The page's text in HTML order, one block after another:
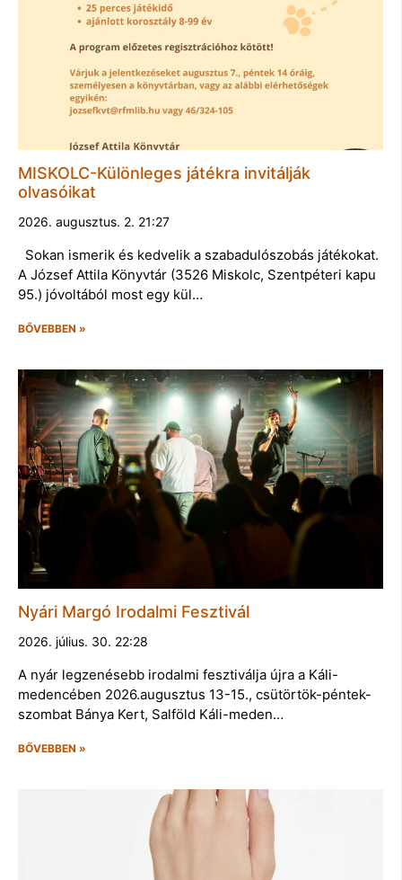
MISKOLC-Különleges játékra invitálják
olvasóikat
2026. augusztus. 2. 21:27
Sokan ismerik és kedvelik a szabadulószobás játékokat.
A József Attila Könyvtár (3526 Miskolc, Szentpéteri kapu
95.) jóvoltából most egy kül…
BŐVEBBEN »
Nyári Margó Irodalmi Fesztivál
2026. július. 30. 22:28
A nyár legzenésebb irodalmi fesztiválja újra a Káli-
medencében 2026.augusztus 13-15., csütörtök-péntek-
szombat Bánya Kert, Salföld Káli-meden…
BŐVEBBEN »